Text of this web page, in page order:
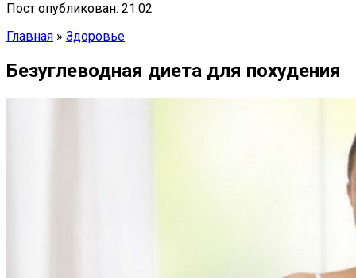
Пост опубликован: 21.02
Главная » Здоровье
Безуглеводная диета для похудения